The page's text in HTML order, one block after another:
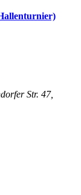
Str. 47,